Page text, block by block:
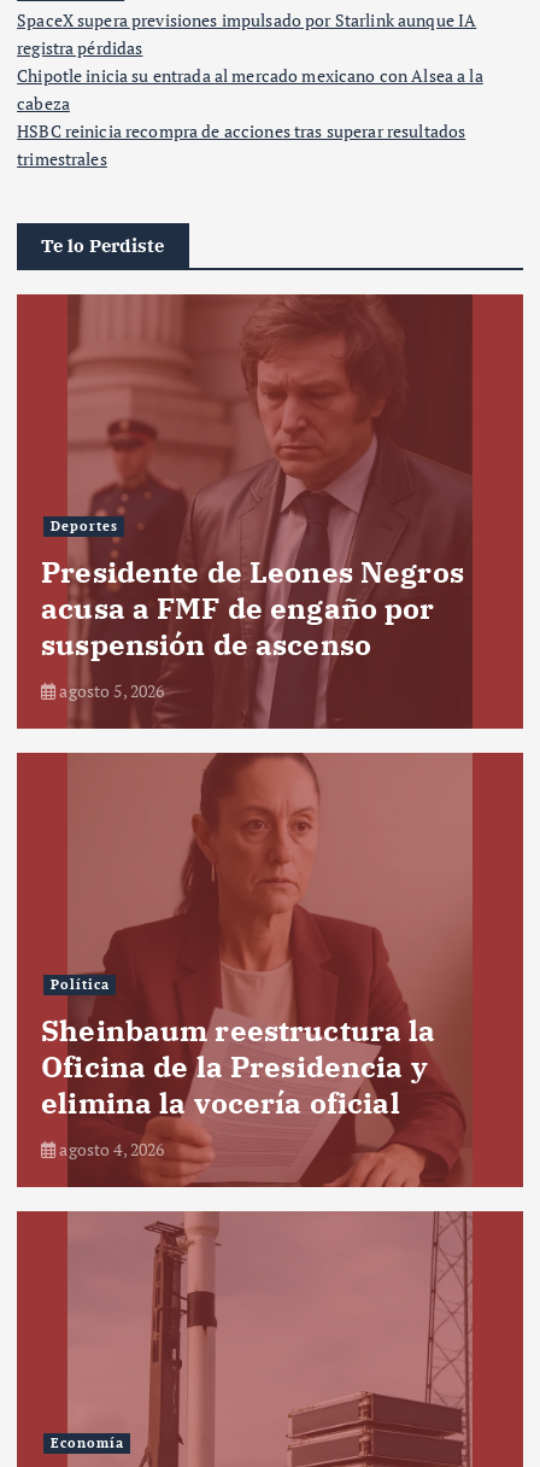
SpaceX supera previsiones impulsado por Starlink aunque IA
registra pérdidas
Chipotle inicia su entrada al mercado mexicano con Alsea a la
cabeza
HSBC reinicia recompra de acciones tras superar resultados
trimestrales
Te lo Perdiste
Deportes
Presidente de Leones Negros
acusa a FMF de engaño por
suspensión de ascenso
agosto 5, 2026
Política
Sheinbaum reestructura la
Oficina de la Presidencia y
elimina la vocería oficial
agosto 4, 2026
Economía